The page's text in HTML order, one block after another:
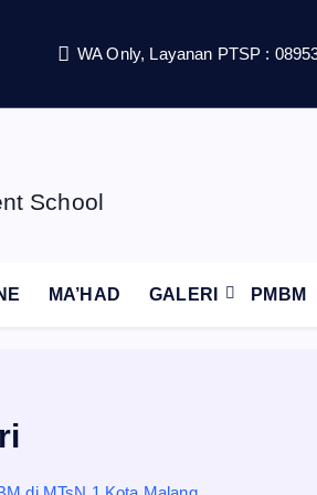
WA Only, Layanan PTSP :
School
MA’HAD GALERI PMBM